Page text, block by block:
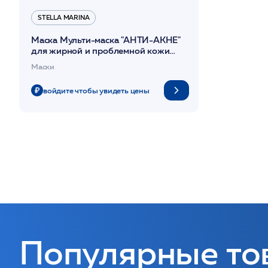
STELLA MARINA
Маска Мульти-маска "АНТИ-АКНЕ"
для жирной и проблемной кожи
250мл /Stella Marina*
Маски
войдите чтобы увидеть цены
Популярные